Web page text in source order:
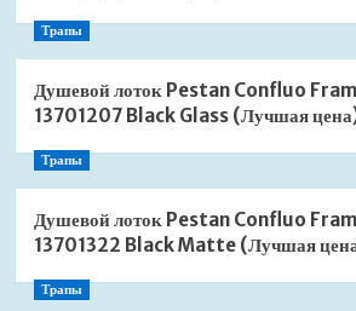
Трапы
Душевой лоток Pestan Confluo
13701207 Black Glass (Лучшая
Трапы
Душевой лоток Pestan Confluo
13701322 Black Matte (Лучшая
Трапы